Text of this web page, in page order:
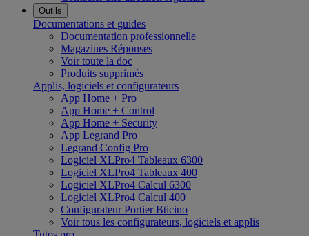
Outils
Documentations et guides
Documentation professionnelle
Magazines Réponses
Voir toute la doc
Produits supprimés
Applis, logiciels et configurateurs
App Home + Pro
App Home + Control
App Home + Security
App Legrand Pro
Legrand Config Pro
Logiciel XLPro4 Tableaux 6300
Logiciel XLPro4 Tableaux 400
Logiciel XLPro4 Calcul 6300
Logiciel XLPro4 Calcul 400
Configurateur Portier Bticino
Voir tous les configurateurs, logiciels et applis